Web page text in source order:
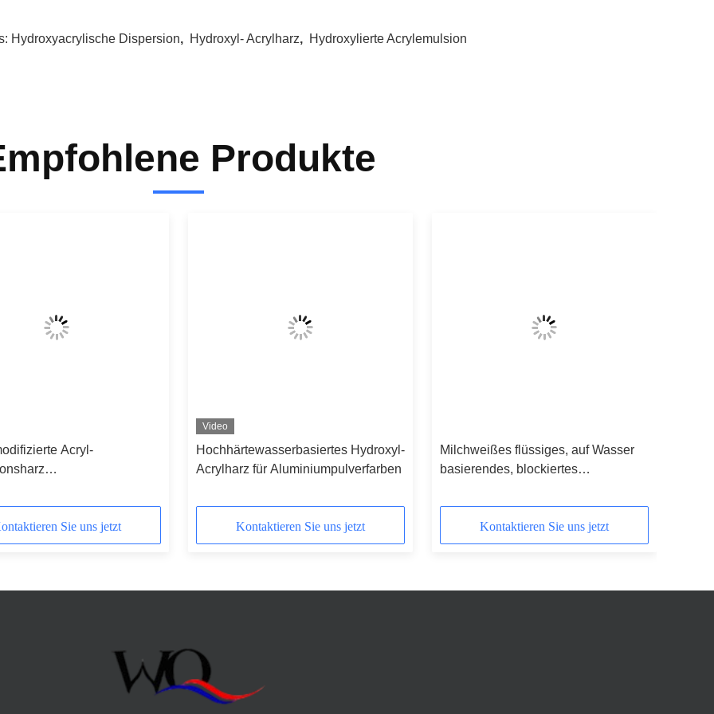
Hydroxyacrylische Dispersion, Hydroxyl- Acrylharz, Hydroxylierte Acrylemulsion
Produkte
Acryl-
Beschichtungen
Sie uns jetzt
Video
Hochhärtewasserbasiertes Hydroxyl-
Acrylharz für Aluminiumpulverfarben
Kontaktieren Sie uns jetzt
Milchweißes flüssiges, auf Wasser
basierendes, blockiertes
Bäcksysteme
Kontaktieren Sie uns jetzt